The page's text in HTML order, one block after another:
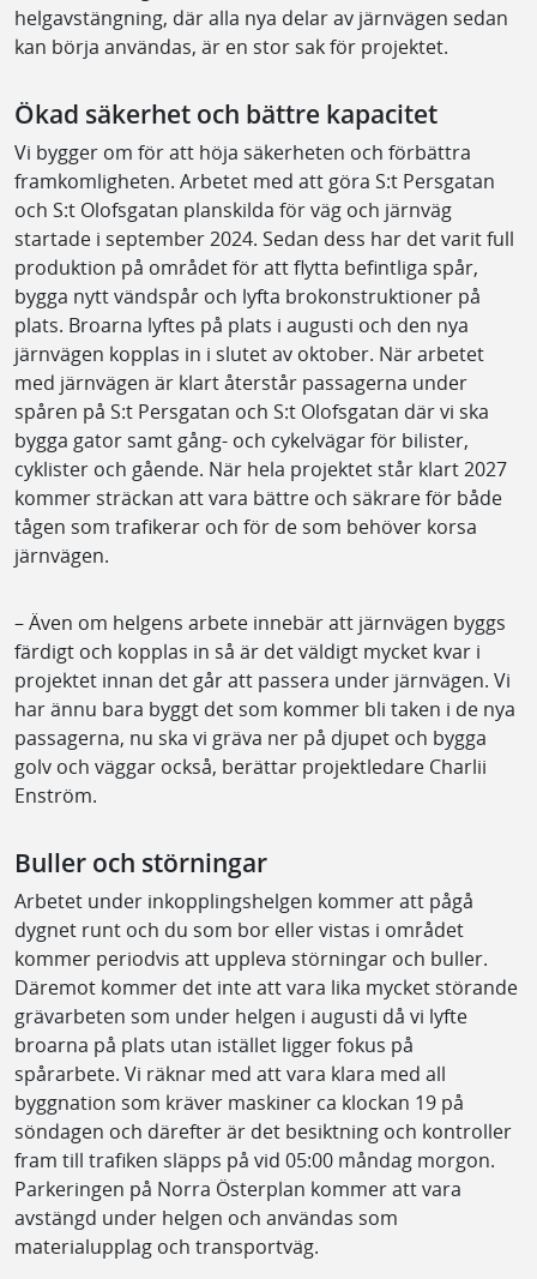
helgavstängning, där alla nya delar av järnvägen sedan
kan börja användas, är en stor sak för projektet.
Ökad säkerhet och bättre kapacitet
Vi bygger om för att höja säkerheten och förbättra
framkomligheten. Arbetet med att göra S:t Persgatan
och S:t Olofsgatan planskilda för väg och järnväg
startade i september 2024. Sedan dess har det varit full
produktion på området för att flytta befintliga spår,
bygga nytt vändspår och lyfta brokonstruktioner på
plats. Broarna lyftes på plats i augusti och den nya
järnvägen kopplas in i slutet av oktober. När arbetet
med järnvägen är klart återstår passagerna under
spåren på S:t Persgatan och S:t Olofsgatan där vi ska
bygga gator samt gång- och cykelvägar för bilister,
cyklister och gående. När hela projektet står klart 2027
kommer sträckan att vara bättre och säkrare för både
tågen som trafikerar och för de som behöver korsa
järnvägen.
– Även om helgens arbete innebär att järnvägen byggs
färdigt och kopplas in så är det väldigt mycket kvar i
projektet innan det går att passera under järnvägen. Vi
har ännu bara byggt det som kommer bli taken i de nya
passagerna, nu ska vi gräva ner på djupet och bygga
golv och väggar också, berättar projektledare Charlii
Enström.
Buller och störningar
Arbetet under inkopplingshelgen kommer att pågå
dygnet runt och du som bor eller vistas i området
kommer periodvis att uppleva störningar och buller.
Däremot kommer det inte att vara lika mycket störande
grävarbeten som under helgen i augusti då vi lyfte
broarna på plats utan istället ligger fokus på
spårarbete. Vi räknar med att vara klara med all
byggnation som kräver maskiner ca klockan 19 på
söndagen och därefter är det besiktning och kontroller
fram till trafiken släpps på vid 05:00 måndag morgon.
Parkeringen på Norra Österplan kommer att vara
avstängd under helgen och användas som
materialupplag och transportväg.